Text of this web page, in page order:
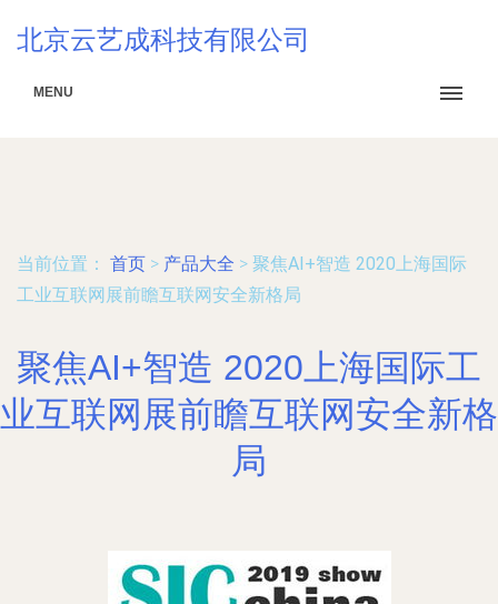
北京云艺成科技有限公司
MENU
当前位置： 首页 > 产品大全 > 聚焦AI+智造 2020上海国际
工业互联网展前瞻互联网安全新格局
聚焦AI+智造 2020上海国际工
业互联网展前瞻互联网安全新格
局